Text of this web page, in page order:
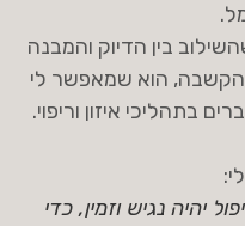
בין הדיוק והמבנה
הוא שמאפשר לי
בתהליכי איזון וריפוי.
יהיה נגיש וזמין, כדי